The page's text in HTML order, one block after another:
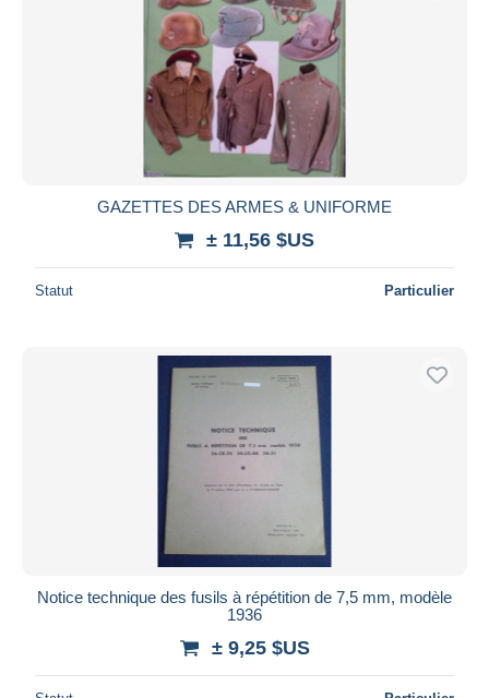
GAZETTES DES ARMES & UNIFORME
± 11,56 $US
Statut Particulier
Notice technique des fusils à répétition de 7,5 mm, modèle
1936
± 9,25 $US